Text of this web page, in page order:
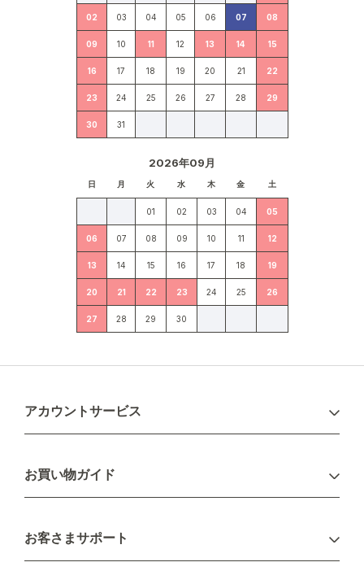
02 03 04 05 06 07 08
09 10 11 12 13 14 15
16 17 18 19 20 21 22
23 24 25 26 27 28 29
30 31
2026年09月
日 月 火 水 木 金 土
01 02 03 04 05
06 07 08 09 10 11 12
13 14 15 16 17 18 19
20 21 22 23 24 25 26
27 28 29 30
アカウントサービス
新規会員登録
お買い物ガイド
配送について
不良品・返品について
お客さまサポート